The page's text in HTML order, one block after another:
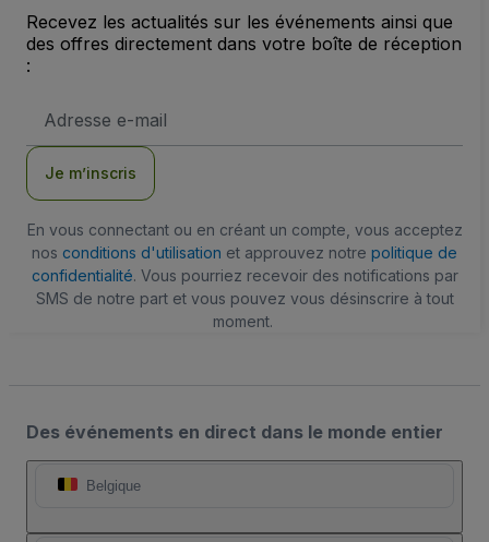
Recevez les actualités sur les événements ainsi que
des offres directement dans votre boîte de réception
:
e-
Je m’inscris
En vous connectant ou en créant un compte, vous acceptez
nos conditions d'utilisation et approuvez notre politique de
confidentialité. Vous pourriez recevoir des notifications par
SMS de notre part et vous pouvez vous désinscrire à tout
moment.
Des événements en direct dans le monde entier
Belgique